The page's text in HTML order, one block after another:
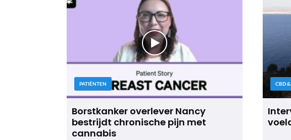
PATIËNTEN
Borstkanker overlever Nancy
bestrijdt chronische pijn met
cannabis
CBD